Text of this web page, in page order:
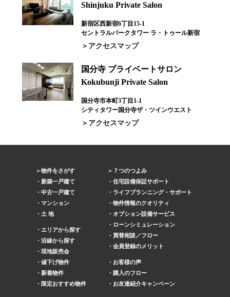
Shinjuku Private Salon
新宿区西新宿6丁目15-1
セントラルパークタワー ラ・トゥール新宿
アクセスマップ
国分寺 プライベートサロン
Kokubunji Private Salon
国分寺市本町3丁目1-1
シティタワー国分寺ザ・ツインウエスト
アクセスマップ
物件をさがす
新築一戸建て
中古一戸建て
マンション
土 地
エリアから探す
沿線から探す
現地販売会
値下げ物件
新着物件
限定おすすめ物件
７つのつよみ
住宅設備保証サポート
ライフプランニング・サポート
物件情報のクオリティ
オプション設備サービス
ローンシミュレーション
買替相談／フロー
会員登録のメリット
お客様の声
購入のフロー
お友達紹介キャンペーン